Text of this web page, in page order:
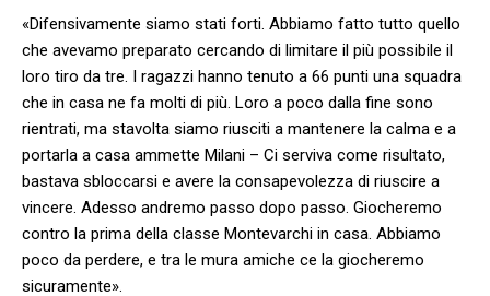
«Difensivamente siamo stati forti. Abbiamo fatto tutto quello
che avevamo preparato cercando di limitare il più possibile il
loro tiro da tre. I ragazzi hanno tenuto a 66 punti una squadra
che in casa ne fa molti di più. Loro a poco dalla fine sono
rientrati, ma stavolta siamo riusciti a mantenere la calma e a
portarla a casa ammette Milani – Ci serviva come risultato,
bastava sbloccarsi e avere la consapevolezza di riuscire a
vincere. Adesso andremo passo dopo passo. Giocheremo
contro la prima della classe Montevarchi in casa. Abbiamo
poco da perdere, e tra le mura amiche ce la giocheremo
sicuramente».